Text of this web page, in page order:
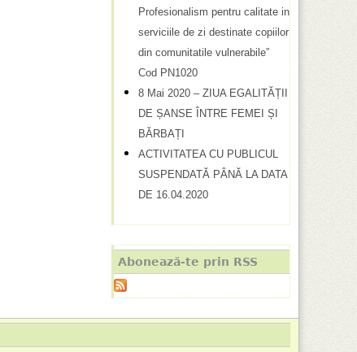
Profesionalism pentru calitate in
serviciile de zi destinate copiilor
din comunitatile vulnerabile”
Cod PN1020
8 Mai 2020 – ZIUA EGALITĂȚII
DE ȘANSE ÎNTRE FEMEI ȘI
BĂRBAȚI
ACTIVITATEA CU PUBLICUL
SUSPENDATĂ PÂNĂ LA DATA
DE 16.04.2020
Abonează-te prin RSS